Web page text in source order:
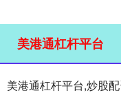
美港通杠杆平台
美港通杠杆平台,炒股